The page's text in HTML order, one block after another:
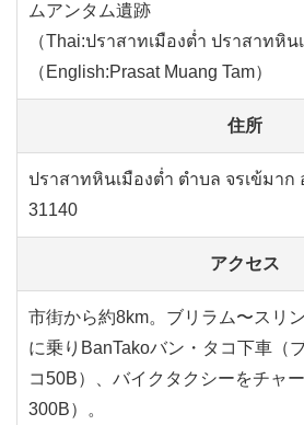
ムアンタム遺跡
（Thai:ปราสาทเมืองต่ำ ปราสาทหินเ
（English:Prasat Muang Tam）
住所
ปราสาทหินเมืองต่ำ ตำบล จรเข้มาก
31140
アクセス
市街から約8km。ブリラム〜スリ
に乗りBanTakoバン・タコ下車（
コ50B）、バイクタクシーをチャ
300B）。